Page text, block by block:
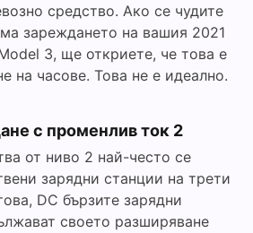
средство. Ако се чудите
зареждането на вашия 2021
3, ще откриете, че това е
на часове. Това не е идеално.
с променлив ток 2
от ниво 2 най-често се
зарядни станции на трети
DC бързите зарядни
своето разширяване